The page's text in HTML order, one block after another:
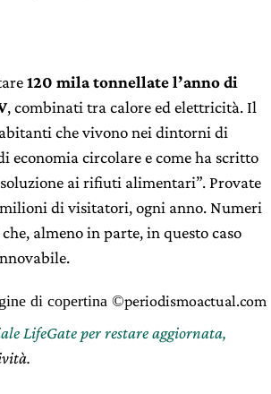
120 mila tonnellate l’anno di
, combinati tra calore ed elettricità. Il
che vivono nei dintorni di
circolare e come ha scritto
ai rifiuti alimentari”. Provate
di visitatori, ogni anno. Numeri
almeno in parte, in questo caso
di copertina ©periodismoactual.com
LifeGate per restare aggiornata,